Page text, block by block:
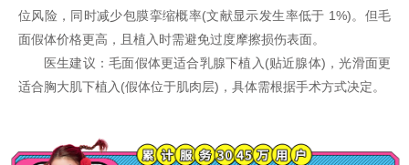
位风险，同时减少包膜挛缩概率(文献显示发生率低于 1%)。但毛
面假体价格更高，且植入时需避免过度摩擦损伤表面。
医生建议：毛面假体更适合乳腺下植入(贴近腺体)，光滑面更
适合胸大肌下植入(假体位于肌肉层)，具体需根据手术方式决定。